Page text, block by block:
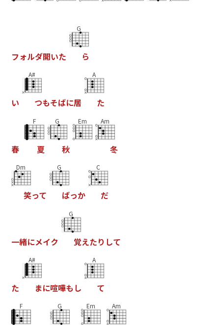
フォルタ開いた
G
ら
い
A#
つもそはに居
A
た
春
F
夏
G
秋
Em Am
冬
Dm
笑って
G
はっか
C
た
一緒にメイク
G
覚えたり して
た
A#
まに喧嘩もし
A
て
F G Em Am